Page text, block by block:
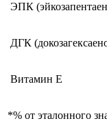
ЭПК
ДГК
Витамин Е
*% от эталонного